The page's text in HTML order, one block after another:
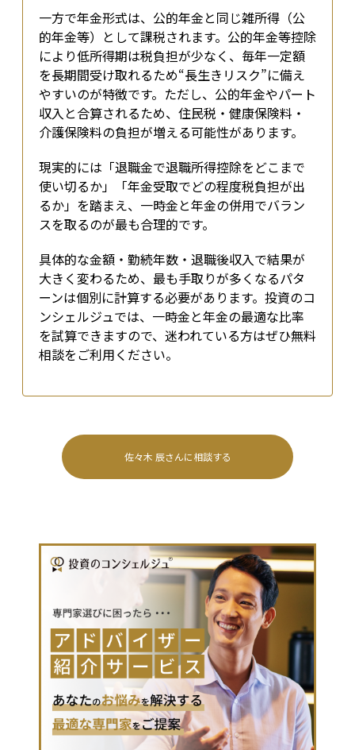
一方で年金形式は、公的年金と同じ雑所得（公
的年金等）として課税されます。公的年金等控除
により低所得期は税負担が少なく、毎年一定額
を長期間受け取れるため“長生きリスク”に備え
やすいのが特徴です。ただし、公的年金やパート
収入と合算されるため、住民税・健康保険料・
介護保険料の負担が増える可能性があります。
現実的には「退職金で退職所得控除をどこまで
使い切るか」「年金受取でどの程度税負担が出
るか」を踏まえ、一時金と年金の併用でバラン
スを取るのが最も合理的です。
具体的な金額・勤続年数・退職後収入で結果が
大きく変わるため、最も手取りが多くなるパタ
ーンは個別に計算する必要があります。投資のコ
ンシェルジュでは、一時金と年金の最適な比率
を試算できますので、迷われている方はぜひ無料
相談をご利用ください。
佐々木 辰さんに相談する